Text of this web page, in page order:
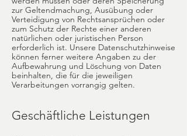
zur Geltendmachung, Ausübung oder
Verteidigung von Rechtsansprüchen oder
zum Schutz der Rechte einer anderen
natürlichen oder juristischen Person
erforderlich ist. Unsere Datenschutzhinweise
können ferner weitere Angaben zu der
Aufbewahrung und Löschung von Daten
beinhalten, die für die jeweiligen
Verarbeitungen vorrangig gelten.
Geschäftliche Leistungen